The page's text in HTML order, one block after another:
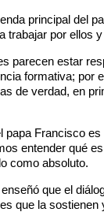
principal del
trabajar por ellos
parecen estar
formativa; por
de verdad, en
papa Francisco
entender qué
como absoluto.
que el
que la sostienen